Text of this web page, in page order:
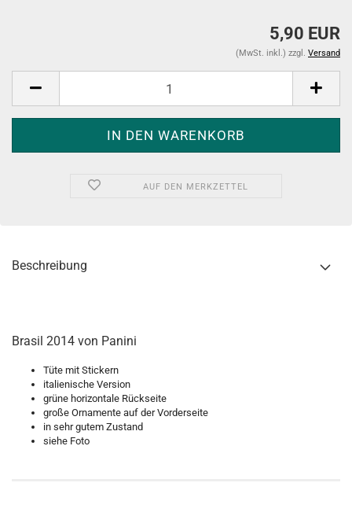
5,90 EUR
(MwSt. inkl.) zzgl. Versand
AUF DEN MERKZETTEL
Beschreibung
Brasil 2014 von Panini
Tüte mit Stickern
italienische Version
grüne horizontale Rückseite
große Ornamente auf der Vorderseite
in sehr gutem Zustand
siehe Foto